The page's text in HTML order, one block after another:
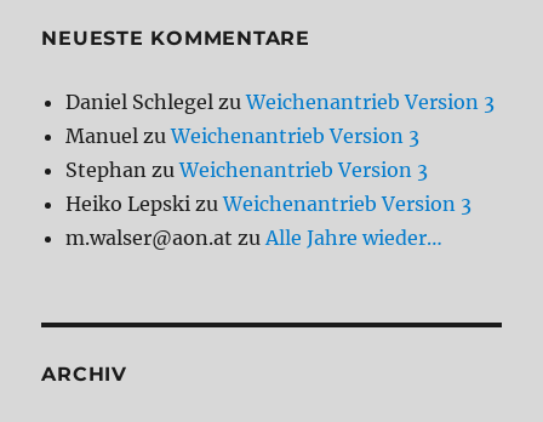
NEUESTE KOMMENTARE
Daniel Schlegel zuWeichenantrieb Version 3
Manuel zuWeichenantrieb Version 3
Stephan zuWeichenantrieb Version 3
Heiko Lepski zuWeichenantrieb Version 3
m.walser@aon.at zu Alle Jahre wieder…
ARCHIV